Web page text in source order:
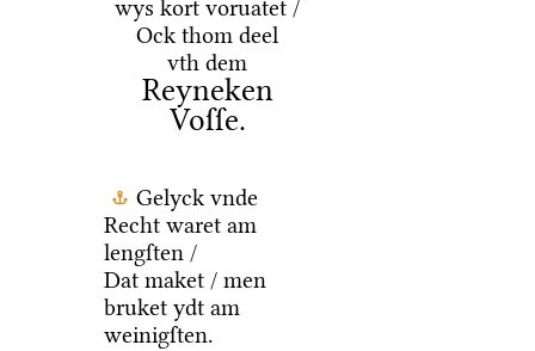
wys kort voruatet /
Ock thom deel
vth dem
Reyneken
Voſſe.
Gelyck vnde
Recht waret am
lengſten /
Dat maket / men
bruket ydt am
weinigſten.